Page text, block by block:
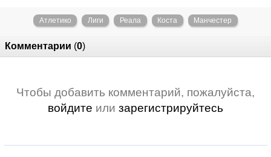
Атлетико Лиги Реала Коста Манчестер
Комментарии (0)
Чтобы добавить комментарий, пожалуйста,
войдите или зарегистрируйтесь